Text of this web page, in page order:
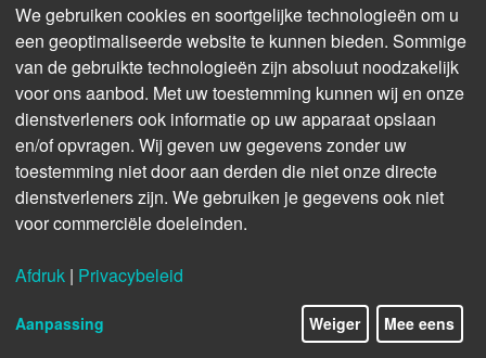
spoorlijnen
We gebruiken cookies en soortgelijke technologieën om u
een geoptimaliseerde website te kunnen bieden. Sommige
van de gebruikte technologieën zijn absoluut noodzakelijk
voor ons aanbod. Met uw toestemming kunnen wij en onze
dienstverleners ook informatie op uw apparaat opslaan
en/of opvragen. Wij geven uw gegevens zonder uw
toestemming niet door aan derden die niet onze directe
dienstverleners zijn. We gebruiken je gegevens ook niet
voor commerciële doeleinden.
Afdruk | Privacybeleid
Aanpassing Weiger Mee eens